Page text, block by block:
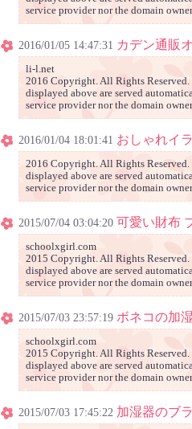
service provider nor the domain
2016/01/05 14:47:31 カデン通販
li-l.net
2016 Copyright. All Rights
displayed above are served
service provider nor the domain
2016/01/04 18:01:41 おしゃれイ
2016 Copyright. All Rights
displayed above are served
service provider nor the domain
2015/07/04 03:04:20 可愛い財布
schoolxgirl.com
2015 Copyright. All Rights
displayed above are served
service provider nor the domain
2015/07/03 23:57:19 ボネコの加
schoolxgirl.com
2015 Copyright. All Rights
displayed above are served
service provider nor the domain
2015/07/03 17:45:22 加湿器のブ